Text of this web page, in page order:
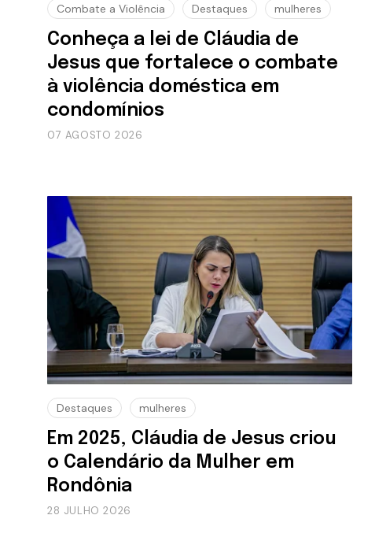
Combate a Violência Destaques mulheres
Conheça a lei de Cláudia de
Jesus que fortalece o combate
à violência doméstica em
condomínios
07 AGOSTO 2026
Destaques mulheres
Em 2025, Cláudia de Jesus criou
o Calendário da Mulher em
Rondônia
28 JULHO 2026